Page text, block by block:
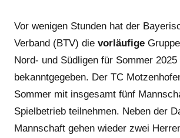
Vor wenigen Stunden hat der
Verband (BTV) die vorläufige
Nord- und Südligen für Sommer 2025
bekanntgegeben. Der TC
Sommer mit insgesamt fünf
Spielbetrieb teilnehmen. Neben der
Mannschaft gehen wieder zwei